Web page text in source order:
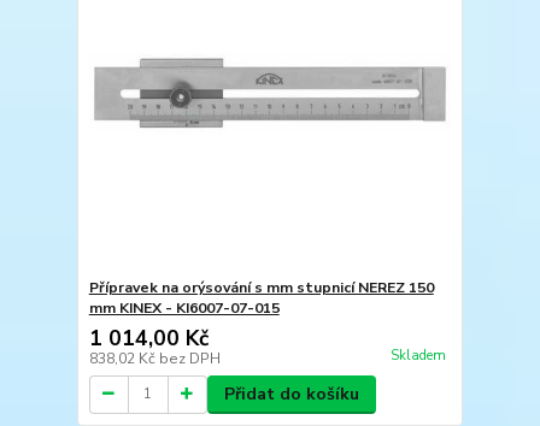
Přípravek na orýsování s mm stupnicí NEREZ 150
mm KINEX - KI6007-07-015
1 014,00 Kč
838,02 Kč bez DPH Skladem
Přidat do košíku